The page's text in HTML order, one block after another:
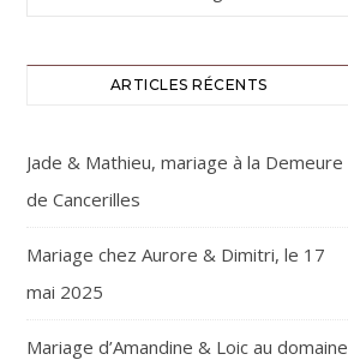
ARTICLES RÉCENTS
Jade & Mathieu, mariage à la Demeure
de Cancerilles
Mariage chez Aurore & Dimitri, le 17
mai 2025
Mariage d’Amandine & Loic au domaine